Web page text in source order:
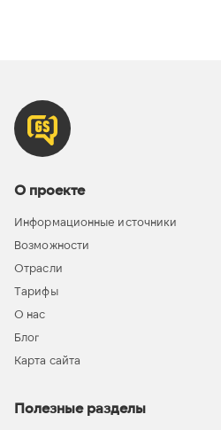
О проекте
Информационные источники
Возможности
Отрасли
Тарифы
О нас
Блог
Карта сайта
Полезные разделы